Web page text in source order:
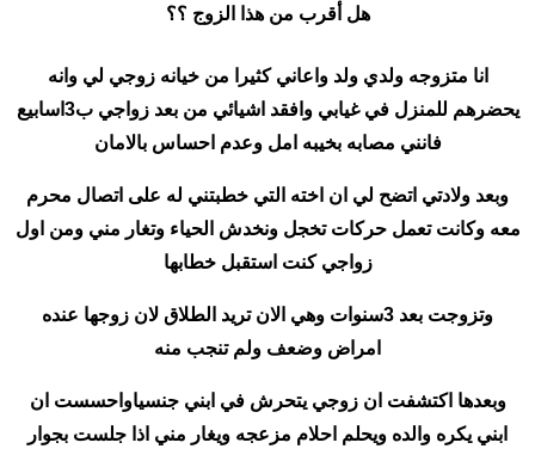
هل أقرب من هذا الزوج ؟؟
انا متزوجه ولدي ولد واعاني كثيرا من خيانه زوجي لي وانه
يحضرهم للمنزل في غيابي وافقد اشيائي من بعد زواجي ب3اسابيع
فانني مصابه بخيبه امل وعدم احساس بالامان
وبعد ولادتي اتضح لي ان اخته التي خطبتني له على اتصال محرم
معه وكانت تعمل حركات تخجل ونخدش الحياء وتغار مني ومن اول
زواجي كنت استقبل خطابها
وتزوجت بعد 3سنوات وهي الان تريد الطلاق لان زوجها عنده
امراض وضعف ولم تنجب منه
وبعدها اكتشفت ان زوجي يتحرش في ابني جنسياواحسست ان
ابني يكره والده ويحلم احلام مزعجه ويغار مني اذا جلست بجوار